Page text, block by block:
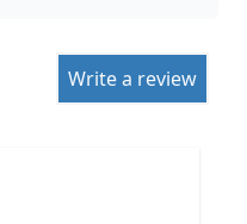
Write a review